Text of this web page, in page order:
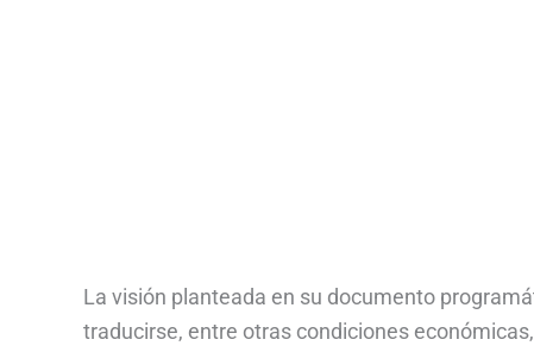
La visión planteada en su documento
traducirse, entre otras condiciones